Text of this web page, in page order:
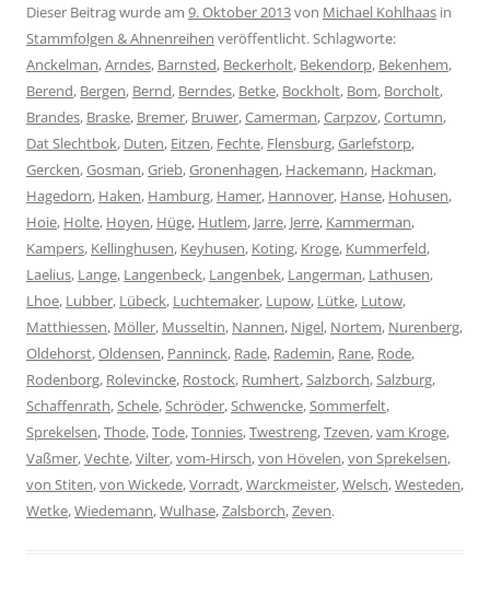
Dieser Beitrag wurde am 9. Oktober 2013von Michael Kohlhaas in
Stammfolgen & Ahnenreihen veröffentlicht. Schlagworte:
Anckelman,Arndes, Barnsted, Beckerholt, Bekendorp, Bekenhem,
Berend, Bergen, Bernd, Berndes, Betke, Bockholt, Bom, Borcholt,
Brandes, Braske, Bremer, Bruwer,Camerman,Carpzov,Cortumn,
Dat Slechtbok, Duten, Eitzen, Fechte, Flensburg,Garlefstorp,
Gercken,Gosman,Grieb,Gronenhagen, Hackemann, Hackman,
Hagedorn, Haken, Hamburg, Hamer, Hannover, Hanse, Hohusen,
Hoie, Holte, Hoyen, Hüge, Hutlem, Jarre, Jerre, Kammerman,
Kampers, Kellinghusen, Keyhusen, Koting, Kroge, Kummerfeld,
Laelius, Lange, Langenbeck, Langenbek, Langerman, Lathusen,
Lhoe, Lubber, Lübeck, Luchtemaker, Lupow, Lütke, Lutow,
Matthiessen, Möller, Musseltin, Nannen, Nigel, Nortem, Nurenberg,
Oldehorst,Oldensen, Panninck, Rade, Rademin, Rane, Rode,
Rodenborg, Rolevincke, Rostock, Rumhert,Salzborch,Salzburg,
Schaffenrath,Schele,Schröder,Schwencke,Sommerfelt,
Sprekelsen,Thode,Tode,Tonnies,Twestreng,Tzeven,vam Kroge,
Vaßmer,Vechte,Vilter,vom-Hirsch,von Hövelen,von Sprekelsen,
von Stiten,von Wickede,Vorradt,Warckmeister,Welsch,Westeden,
Wetke,Wiedemann,Wulhase,Zalsborch,Zeven.